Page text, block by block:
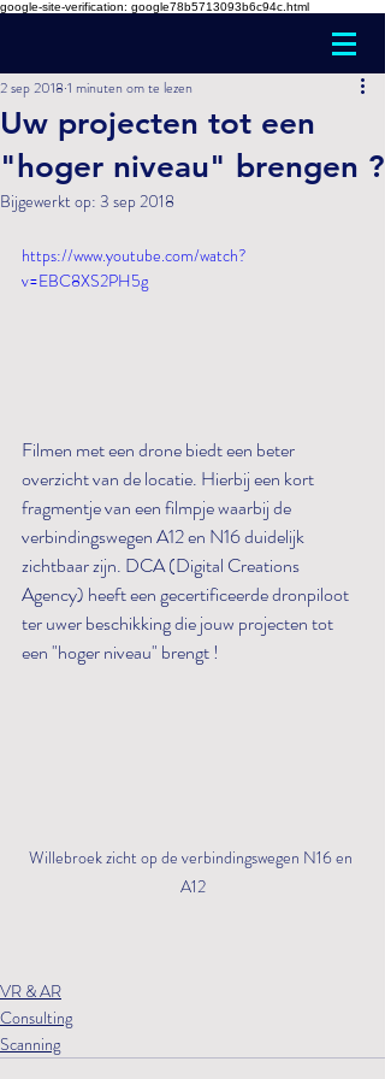
google-site-verification: google78b5713093b6c94c.html
Uw projecten tot een
"hoger niveau" brengen ?
2 sep 2018 1 minuten om te lezen
Bijgewerkt op: 3 sep 2018
https://www.youtube.com/watch?
v=EBC8XS2PH5g
Filmen met een drone biedt een beter
overzicht van de locatie. Hierbij een kort
fragmentje van een filmpje waarbij de
verbindingswegen A12 en N16 duidelijk
zichtbaar zijn. DCA (Digital Creations
Agency) heeft een gecertificeerde dronpiloot
ter uwer beschikking die jouw projecten tot
een "hoger niveau" brengt !
Willebroek zicht op de verbindingswegen N16 en
A12
VR & AR
Consulting
Scanning